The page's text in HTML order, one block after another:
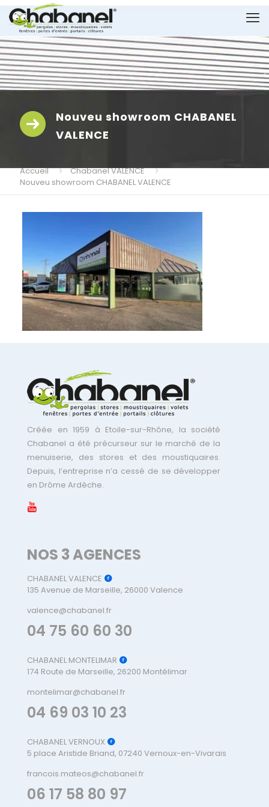
Nouveu showroom CHABANEL
VALENCE
Accueil
Chabanel VALENCE
Nouveu showroom CHABANEL VALENCE
Créée en 1959 à Etoile-sur-Rhône, la société
Chabanel a été précurseur sur le marché de la
menuiserie, des stores et des moustiquaires.
Depuis, l’entreprise n’a cessé de se développer
en Drôme Ardèche.
NOS 3 AGENCES
CHABANEL VALENCE
135 Avenue de Marseille, 26000 Valence
valence@chabanel.fr
04 75 60 60 30
CHABANEL MONTELIMAR
174 Route de Marseille, 26200 Montélimar
montelimar@chabanel.fr
04 69 03 10 23
CHABANEL VERNOUX
5 place Aristide Briand, 07240 Vernoux-en-Vivarais
francois.mateos@chabanel.fr
06 17 58 80 97